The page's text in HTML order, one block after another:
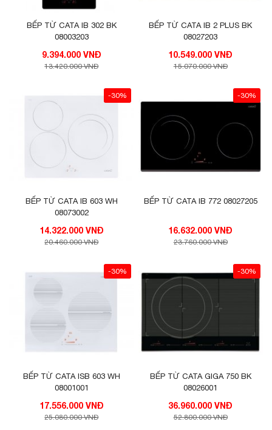
BẾP TỪ CATA IB 302 BK
08003203
9.394.000 VNĐ
13.420.000 VNĐ
BẾP TỪ CATA IB 2 PLUS BK
08027203
10.549.000 VNĐ
15.070.000 VNĐ
-30%
BẾP TỪ CATA IB 603 WH
08073002
14.322.000 VNĐ
20.460.000 VNĐ
-30%
BẾP TỪ CATA IB 772 08027205
16.632.000 VNĐ
23.760.000 VNĐ
-30%
BẾP TỪ CATA ISB 603 WH
08001001
17.556.000 VNĐ
25.080.000 VNĐ
-30%
BẾP TỪ CATA GIGA 750 BK
08026001
36.960.000 VNĐ
52.800.000 VNĐ